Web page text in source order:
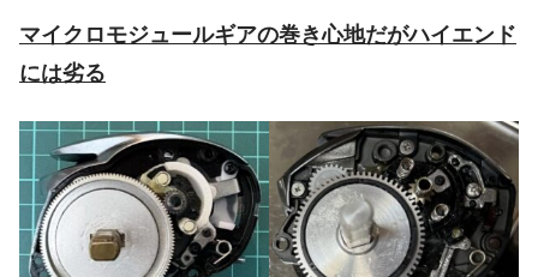
マイクロモジュールギアの巻き心地だがハイエンド
には劣る